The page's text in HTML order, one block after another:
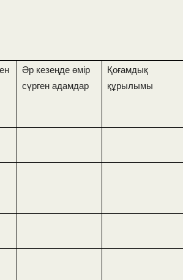
Әр кезеңде өмір
сүрген адамдар
Қоғамдық
құрылымы